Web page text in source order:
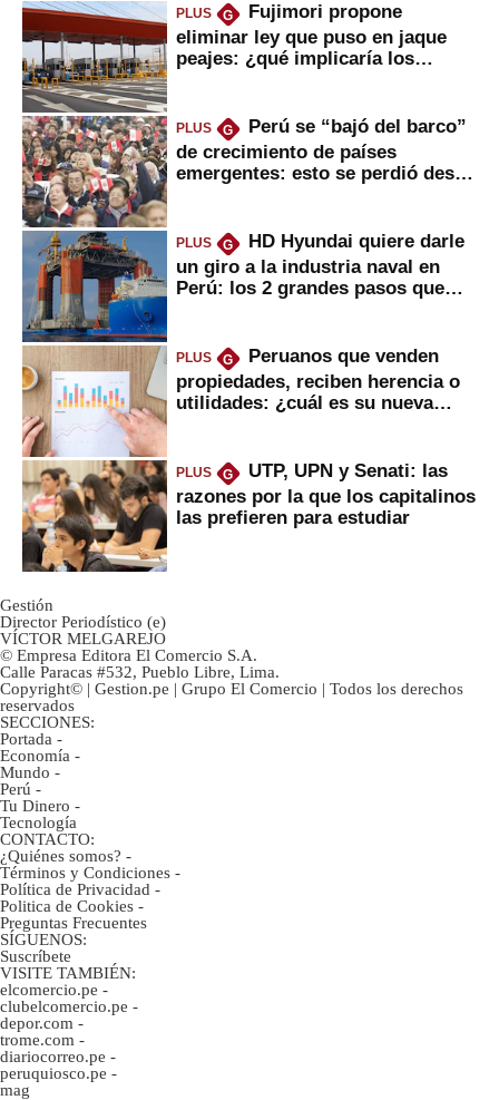
PLUS G
Fujimori propone
eliminar ley que puso en jaque
peajes: ¿qué implicaría los
PLUS G
Perú se “bajó del barco”
de crecimiento de países
emergentes: esto se perdió desde
PLUS G
HD Hyundai quiere darle
un giro a la industria naval en
Perú: los 2 grandes pasos que
PLUS G
Peruanos que venden
propiedades, reciben herencia o
utilidades: ¿cuál es su nueva
PLUS G
UTP, UPN y Senati: las
razones por la que los capitalinos
las prefieren para estudiar
Gestión
Director Periodístico (e)
VÍCTOR MELGAREJO
© Empresa Editora El Comercio S.A.
Calle Paracas #532, Pueblo Libre, Lima.
Copyright© | Gestion.pe | Grupo El Comercio | Todos los derechos
reservados
SECCIONES:
Portada -
Economía -
Mundo -
Perú -
Tu Dinero -
Tecnología
CONTACTO:
¿Quiénes somos? -
Términos y Condiciones -
Política de Privacidad -
Politica de Cookies -
Preguntas Frecuentes
SÍGUENOS:
Suscríbete
VISITE TAMBIÉN:
elcomercio.pe -
clubelcomercio.pe -
depor.com -
trome.com -
diariocorreo.pe -
peruquiosco.pe -
mag